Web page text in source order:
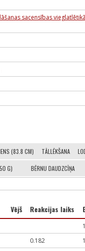
sacensības
(83.8 CM) TĀLLĒKŠANA
G) BĒRNU DAUDZCĪŅA
Vējš Reakcijas laiks
1
0.182
1